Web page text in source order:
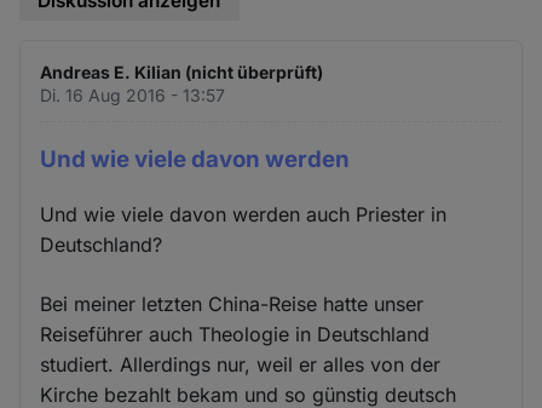
Andreas E. Kilian (nicht überprüft)
Di. 16 Aug 2016 - 13:57
Und wie viele davon werden
Und wie viele davon werden auch Priester in
Deutschland?
Bei meiner letzten China-Reise hatte unser
Reiseführer auch Theologie in Deutschland
studiert. Allerdings nur, weil er alles von der
Kirche bezahlt bekam und so günstig deutsch